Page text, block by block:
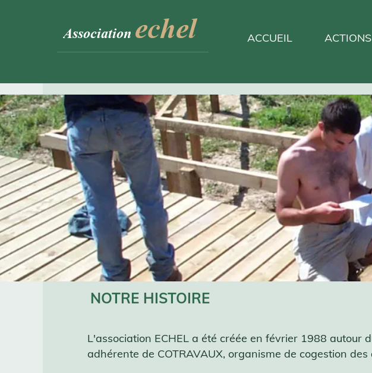
ACCUEIL ACTIONS
Association echel
NOTRE HISTOIRE
L'association ECHEL a été créée en février 1988
adhérente de COTRAVAUX, organisme de cogestion